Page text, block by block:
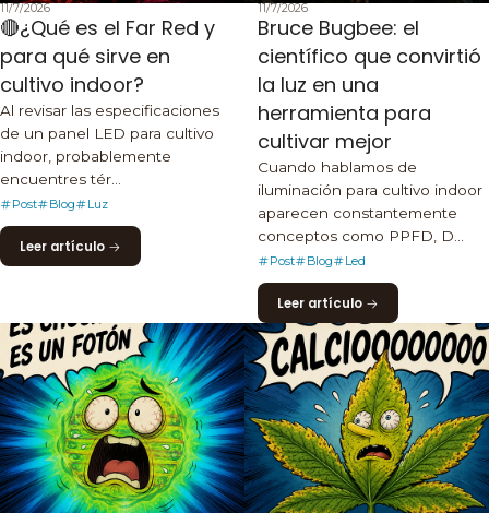
11/7/2026
🔴¿Qué es el Far Red y
para qué sirve en
cultivo indoor?
Al revisar las especificaciones
de un panel LED para cultivo
indoor, probablemente
encuentres tér...
Post Blog Luz
Leer artículo
11/7/2026
Bruce Bugbee: el
científico que convirtió
la luz en una
herramienta para
cultivar mejor
Cuando hablamos de
iluminación para cultivo indoor
aparecen constantemente
conceptos como PPFD, D...
Post Blog Led
Leer artículo